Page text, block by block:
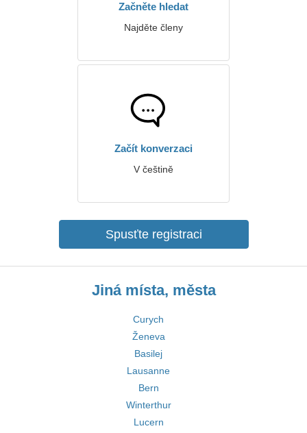
Začněte hledat
Najděte členy
Začít konverzaci
V češtině
Spusťte registraci
Jiná místa, města
Curych
Ženeva
Basilej
Lausanne
Bern
Winterthur
Lucern